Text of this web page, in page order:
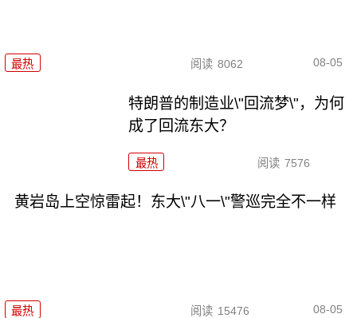
最热 阅读 8062 08-05
特朗普的制造业\"回流梦\"，为何
成了回流东大？
最热 阅读 7576
黄岩岛上空惊雷起！东大\"八一\"警巡完全不一样
最热 阅读 15476 08-05